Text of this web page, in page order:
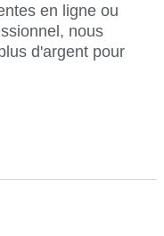
en ligne ou
nous
d'argent pour